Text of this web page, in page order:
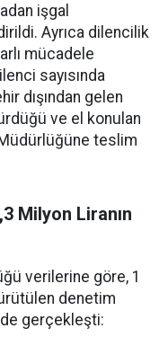
işgal
Ayrıca dilencilik
mücadele
sayısında
dışından gelen
ve el konulan
teslim
Milyon Liranın
verilerine göre, 1
denetim
gerçekleşti: